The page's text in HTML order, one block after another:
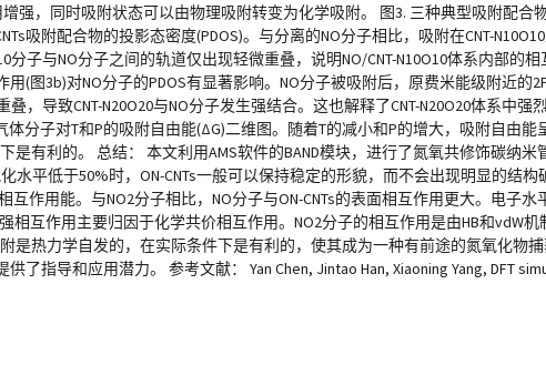
增强，同时吸附状态可以由物理吸附转变为化学吸附。 图3. 三种典型吸附配合
吸附配合物的投影态密度(PDOS)。与分离的NO分子相比，吸附在CNT-
分子与NO分子之间的轨道仅出现轻微重叠，说明NO/CNT-N10O10体系内部的
(图3b)对NO分子的PDOS有显著影响。NO分子被吸附后，原费米能级附近的
，导致CNT-N20O20与NO分子发生强结合。这也解释了CNT-N20O20体系中强
分子对T和P的吸附自由能(ΔG)二维图。随着T的减小和P的增大，吸附自由
有利的。 总结： 本文利用AMS软件的BAND模块，进行了氮氧共修饰碳纳
水平低于50%时，ON-CNTs一般可以保持稳定的形貌，而不会出现明显的结
作用能。与NO2分子相比，NO分子与ON-CNTs的表面相互作用更大。电子水
相互作用主要归因于化学共价相互作用。NO2分子的相互作用是由HB和vdW
是热力学自发的，在实际条件下是有利的，使其成为一种有前途的氮氧化物
了指导和应用潜力。 参考文献： Yan Chen, Jintao Han, Xiaoning Yang, DFT